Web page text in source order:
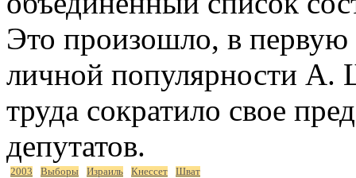
Это произошло, в первую
личной популярности А.
труда сократило свое
депутатов.
2003 Выборы Израиль Кнессет Шват